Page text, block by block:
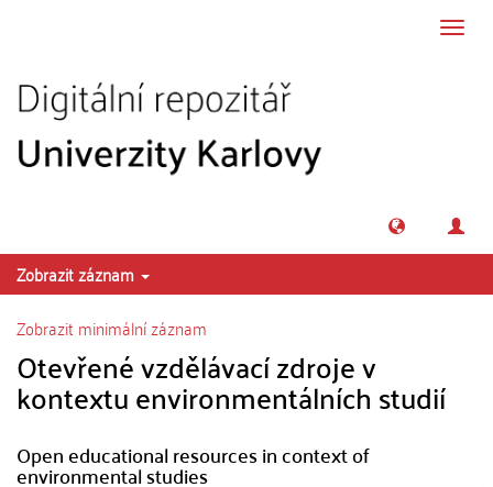
Zobrazit záznam
Zobrazit minimální záznam
Otevřené vzdělávací zdroje v
kontextu environmentálních studií
Open educational resources in context of
environmental studies